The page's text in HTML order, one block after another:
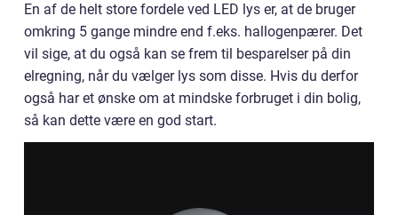
En af de helt store fordele ved LED lys er, at de bruger
omkring 5 gange mindre end f.eks. hallogenpærer. Det
vil sige, at du også kan se frem til besparelser på din
elregning, når du vælger lys som disse. Hvis du derfor
også har et ønske om at mindske forbruget i din bolig,
så kan dette være en god start.